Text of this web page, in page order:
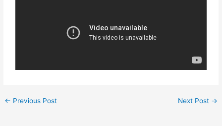
← Previous Post Next Post →